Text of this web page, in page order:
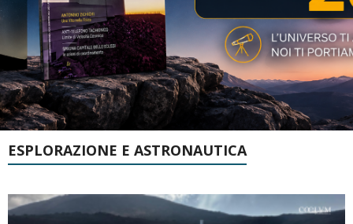
ESPLORAZIONE E ASTRONAUTICA